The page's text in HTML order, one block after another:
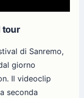
tour
di Sanremo,
giorno
Il videoclip
seconda